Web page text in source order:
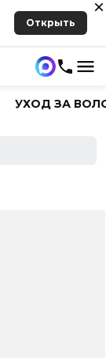
Открыть
УХОД ЗА